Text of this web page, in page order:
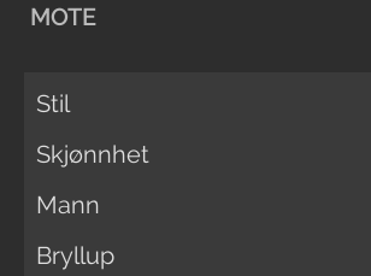
MOTE
Stil
Skjønnhet
Mann
Bryllup